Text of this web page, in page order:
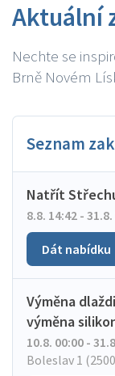
Aktuální
Nechte se
Brně Novém
Seznam
Natřít
8.8. 14:42 -
Dát nabídku
Výměna
výměna
10.8. 00:00 -
Boleslav 1